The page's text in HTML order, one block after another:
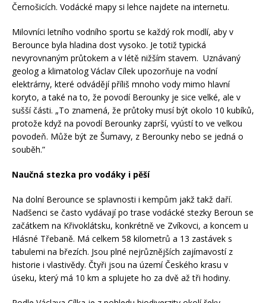
Černošicích. Vodácké mapy si lehce najdete na internetu.
Milovníci letního vodního sportu se každý rok modlí, aby v
Berounce byla hladina dost vysoko. Je totiž typická
nevyrovnaným průtokem a v létě nižším stavem. Uznávaný
geolog a klimatolog Václav Cílek upozorňuje na vodní
elektrárny, které odvádějí příliš mnoho vody mimo hlavní
koryto, a také na to, že povodí Berounky je sice velké, ale v
sušší části. „To znamená, že průtoky musí být okolo 10 kubíků,
protože když na povodí Berounky zaprší, vyústí to ve velkou
povodeň. Může být ze Šumavy, z Berounky nebo se jedná o
souběh.”
Naučná stezka pro vodáky i pěší
Na dolní Berounce se splavnosti i kempům jakž takž daří.
Nadšenci se často vydávají po trase vodácké stezky Beroun se
začátkem na Křivoklátsku, konkrétně ve Zvíkovci, a koncem u
Hlásné Třebaně. Má celkem 58 kilometrů a 13 zastávek s
tabulemi na březích. Jsou plné nejrůznějších zajímavostí z
historie i vlastivědy. Čtyři jsou na území Českého krasu v
úseku, který má 10 km a splujete ho za dvě až tři hodiny.